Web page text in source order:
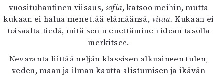
Info
Tilaus ja irtonumerot
Yhteistyössä
Toimitus
Mediatiedot
Kaltio ry
vuosituhantinen viisaus, sofia, katsoo meihin, mutta
kukaan ei halua menettää elämäänsä,vitaa. Kukaan ei
toisaalta tiedä, mitä sen menettäminen idean tasolla
merkitsee.
Nevaranta liittää neljän klassisen alkuaineen tulen,
veden, maan ja ilman kautta alistumisen ja ikävän